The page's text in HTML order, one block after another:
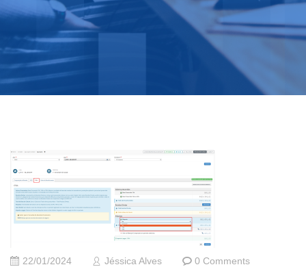
22/01/2024 Jéssica Alves 0 Comments